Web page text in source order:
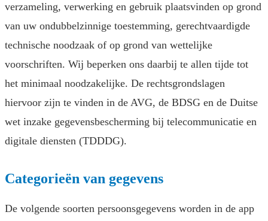
verzameling, verwerking en gebruik plaatsvinden op grond
van uw ondubbelzinnige toestemming, gerechtvaardigde
technische noodzaak of op grond van wettelijke
voorschriften. Wij beperken ons daarbij te allen tijde tot
het minimaal noodzakelijke. De rechtsgrondslagen
hiervoor zijn te vinden in de AVG, de BDSG en de Duitse
wet inzake gegevensbescherming bij telecommunicatie en
digitale diensten (TDDDG).
Categorieën van gegevens
De volgende soorten persoonsgegevens worden in de app